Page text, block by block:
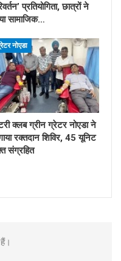
प्रतियोगिता, छात्रों ने
सामाजिक…
नोएडा
क्लब ग्रीन ग्रेटर नोएडा ने
रक्तदान शिविर, 45 यूनिट
संग्रहित